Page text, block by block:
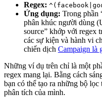
Regex:
Ứng dụng: Trong phần
phân khúc người dùng
source” khớp với regex
các sự kiện và hành vi
chiến dịch Campaign là
Những ví dụ trên chỉ là một
regex mang lại. Bằng cách
bạn có thể tạo ra những bộ
phân tích của mình.